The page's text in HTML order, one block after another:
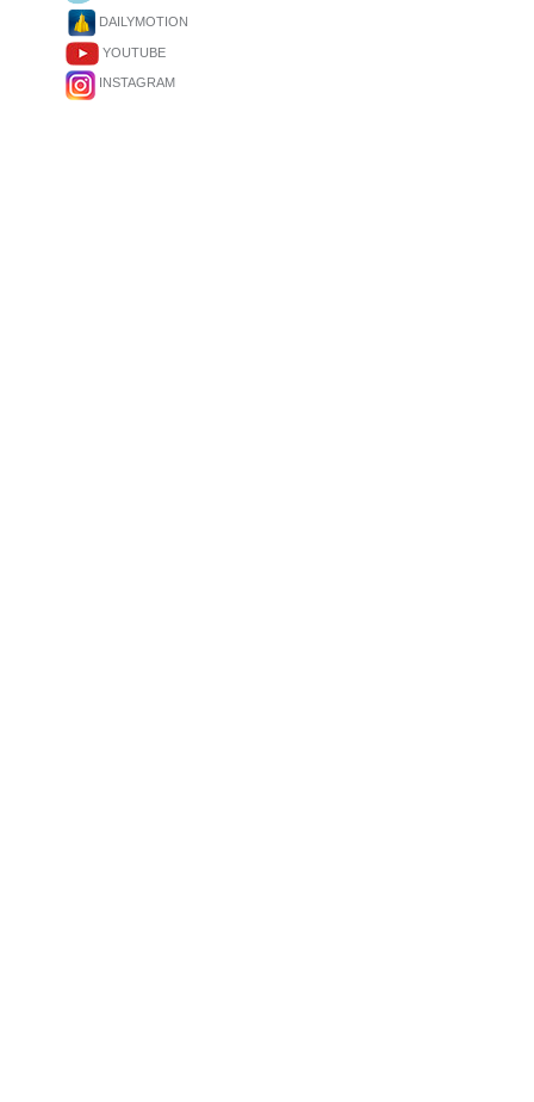
DAILYMOTION
YOUTUBE
INSTAGRAM